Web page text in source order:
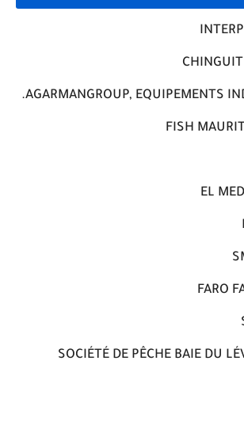
AGARMANGROUP, EQUIPEMENTS
FISH
EL
FARO
SOCIÉTÉ DE PÊCHE BAIE DU